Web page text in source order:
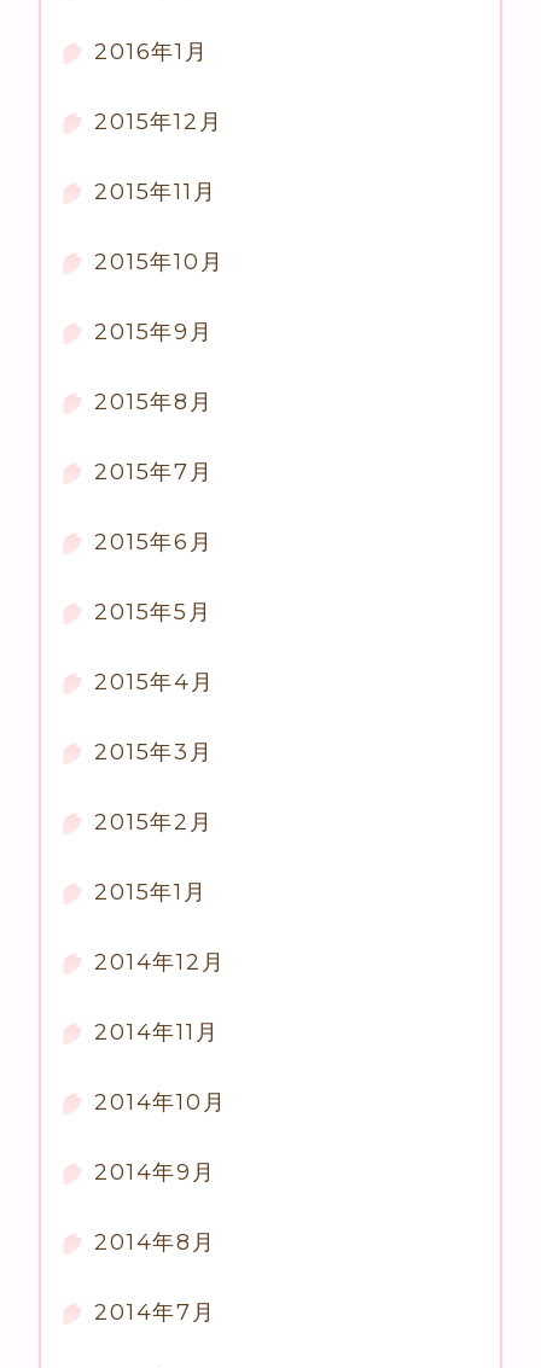
2016年1月
2015年12月
2015年11月
2015年10月
2015年9月
2015年8月
2015年7月
2015年6月
2015年5月
2015年4月
2015年3月
2015年2月
2015年1月
2014年12月
2014年11月
2014年10月
2014年9月
2014年8月
2014年7月